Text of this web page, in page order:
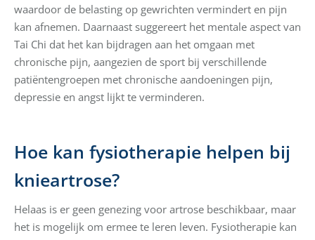
waardoor de belasting op gewrichten vermindert en pijn
kan afnemen. Daarnaast suggereert het mentale aspect van
Tai Chi dat het kan bijdragen aan het omgaan met
chronische pijn, aangezien de sport bij verschillende
patiëntengroepen met chronische aandoeningen pijn,
depressie en angst lijkt te verminderen.
Hoe kan fysiotherapie helpen bij
knieartrose?
Helaas is er geen genezing voor artrose beschikbaar, maar
het is mogelijk om ermee te leren leven. Fysiotherapie kan